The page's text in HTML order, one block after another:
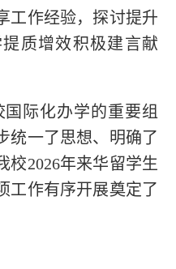
工作经验，探讨提升
质增效积极建言献
际化办学的重要组
统一了思想、明确了
校2026年来华留学生
工作有序开展奠定了